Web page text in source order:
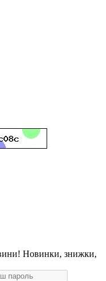
Новинки, знижки,